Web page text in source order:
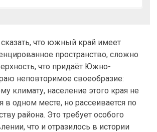
что южный край имеет
пространство, сложно
что придаёт Южно-
неповторимое своеобразие:
климату, население этого края не
в одном месте, но рассеивается по
района. Это требует особого
что и отразилось в истории